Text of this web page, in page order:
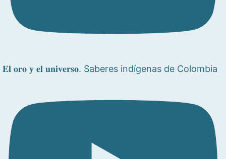
𝐄𝐥 𝐨𝐫𝐨 𝐲 𝐞𝐥 𝐮𝐧𝐢𝐯𝐞𝐫𝐬𝐨. Saberes indígenas de Colombia